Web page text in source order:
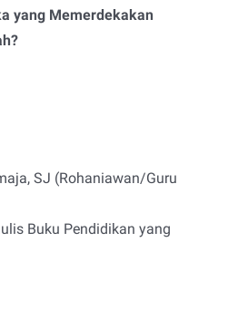
yang Memerdekakan
SJ (Rohaniawan/Guru
Buku Pendidikan yang